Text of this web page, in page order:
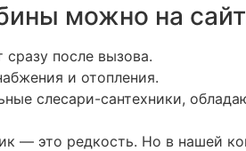
можно на
после вызова.
и отопления.
слесари-сантехники,
— это редкость. Но в нашей